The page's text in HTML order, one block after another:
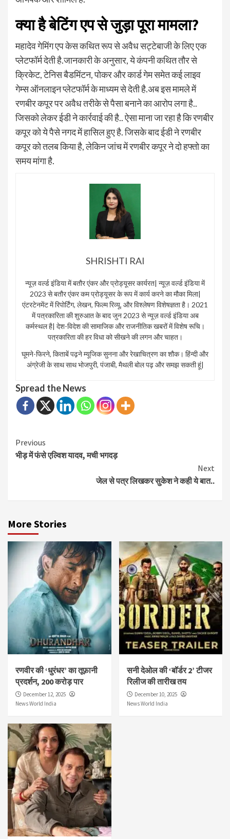
क्या है बेटिंग एप से जुड़ा पूरा मामला?
महादेव गेमिंग एप केस कथित रूप से अवैध सट्टेबाजी के लिए एक
प्लेटफॉर्म देती है.जानकारी के अनुसार, ये कंपनी कथित तौर से
क्रिकेट, टेनिस बैडमिंटन, पोकर और कार्ड गेम समेत कई लाइव
गेम्स ऑनलाइन प्लेटफॉर्म के माध्यम से देती है.अब इस मामले में
रणबीर कपूर पर अवैध तरीके से पैसा बनाने का आरोप लगा है..
जिसको लेकर ईडी ने कार्रवाई की है.. ऐसा माना जा रहा है कि रणबीर
कपूर को ये पैसे नगद में हासिल हुए है. जिसके बाद ईडी ने रणबीर
कपूर को तलब किया है, लेकिन जांच में रणबीर कपूर ने दो हफ्तो का
समय मांगा है.
SHRISHTI RAI
न्यूज़ वर्ल्ड इंडिया में बतौर एंकर और प्रोड्यूसर कार्यरत| न्यूज़ वर्ल्ड इंडिया में
2023 से बतौर एंकर कम प्रोड्यूसर के रूप में कार्य करने का मौका मिला|
एंटरटेनमेंट में रिपोर्टिंग, लेखन, फिल्म रिव्यू, और विश्लेषण विशेषज्ञता है। 2021
में पत्रकारिता की शुरुआत के बाद जुन 2023 से न्यूज़ वर्ल्ड इंडिया अब
कर्मस्थल है| देश-विदेश की सामाजिक और राजनीतिक खबरों में विशेष रूचि।
पत्रकारिता की हर विधा को सीखने की लगन और चाहत।
घूमने-फिरने, किताबें पढ़ने म्यूजिक सुनना और रेखाचित्रण का शौक। हिंन्दी और
अंग्रेजी के साथ साथ भोजपुरी, पंजाबी, मैथली बोल पढ़ और समझ सकती हूं|
Spread the News
Continue
Reading
Previous
भीड़ में फंसे एल्विश यादव, मची भगदड़
Next
जेल से पत्र लिखकर सुकेश ने कही ये बात..
More Stories
रणवीर की ‘धुरंधर’ का तूफ़ानी
प्रदर्शन, 200 करोड़ पार
December 12, 2025
News World India
सनी देओल की ‘बॉर्डर 2’ टीजर
रिलीज की तारीख तय
December 10, 2025
News World India